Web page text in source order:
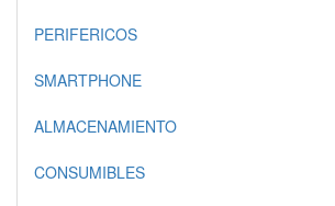
PERIFERICOS
SMARTPHONE
ALMACENAMIENTO
CONSUMIBLES